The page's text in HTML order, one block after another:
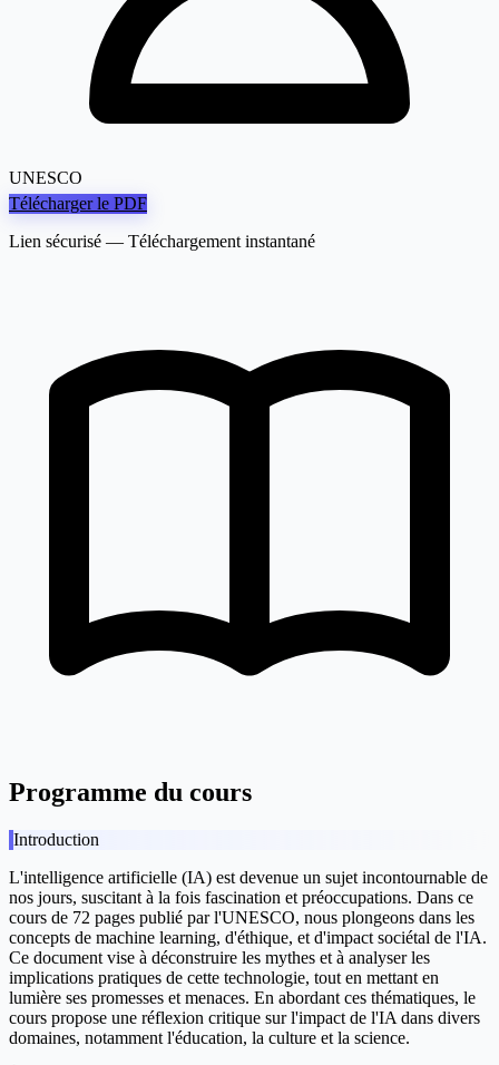
UNESCO
Télécharger le PDF
Lien sécurisé — Téléchargement instantané
Programme du cours
Introduction
L'intelligence artificielle (IA) est devenue un sujet incontournable de
nos jours, suscitant à la fois fascination et préoccupations. Dans ce
cours de 72 pages publié par l'UNESCO, nous plongeons dans les
concepts de machine learning, d'éthique, et d'impact sociétal de l'IA.
Ce document vise à déconstruire les mythes et à analyser les
implications pratiques de cette technologie, tout en mettant en
lumière ses promesses et menaces. En abordant ces thématiques, le
cours propose une réflexion critique sur l'impact de l'IA dans divers
domaines, notamment l'éducation, la culture et la science.